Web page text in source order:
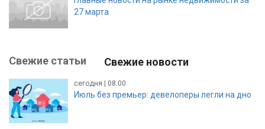
27 марта
Свежие статьи Свежие новости
сегодня | 08:00
Июль без премьер: девелоперы легли на дно